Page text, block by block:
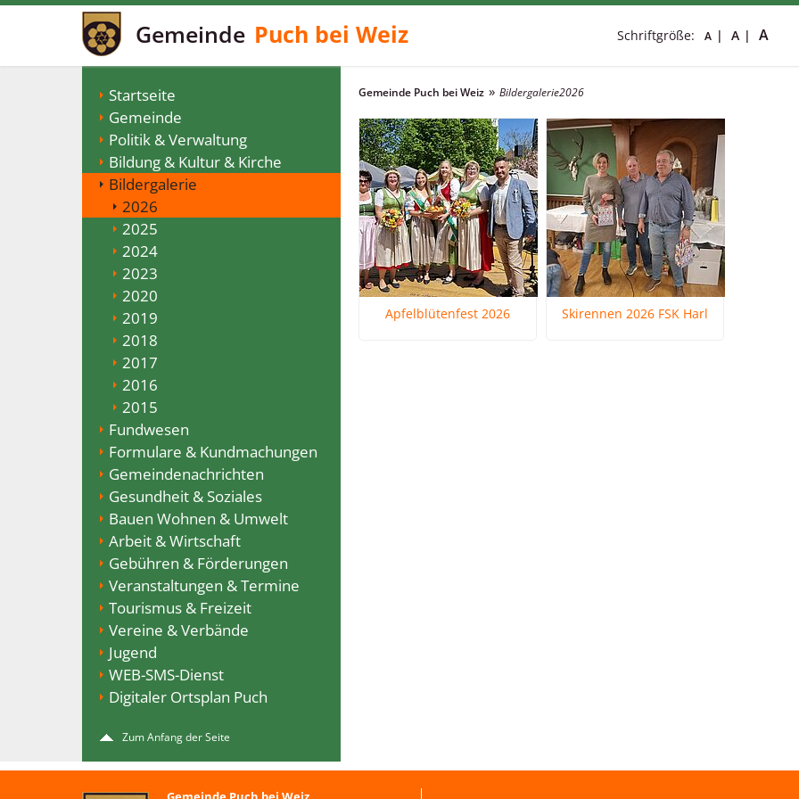
Gemeinde Puch bei Weiz Schriftgröße: A A A
Startseite
Gemeinde
Politik & Verwaltung
Bildung & Kultur & Kirche
Bildergalerie
2026
2025
2024
2023
2020
2019
2018
2017
2016
2015
Fundwesen
Formulare & Kundmachungen
Gemeindenachrichten
Gesundheit & Soziales
Bauen Wohnen & Umwelt
Arbeit & Wirtschaft
Gebühren & Förderungen
Veranstaltungen & Termine
Tourismus & Freizeit
Vereine & Verbände
Jugend
WEB-SMS-Dienst
Digitaler Ortsplan Puch
Zum Anfang der Seite
Gemeinde Puch bei Weiz Bildergalerie2026
Apfelblütenfest 2026 Skirennen 2026 FSK Harl